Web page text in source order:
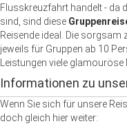
Flusskreuzfahrt handelt - da
sind, sind diese
Reisende ideal. Die sorgsam
jeweils für Gruppen ab 10
Leistungen viele glamouröse
Informationen zu
Wenn Sie sich für unsere
doch gleich hier weiter: